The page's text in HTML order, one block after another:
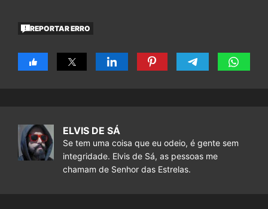
REPORTAR ERRO
ELVIS DE SÁ
Se tem uma coisa que eu odeio, é gente sem
integridade. Elvis de Sá, as pessoas me
chamam de Senhor das Estrelas.